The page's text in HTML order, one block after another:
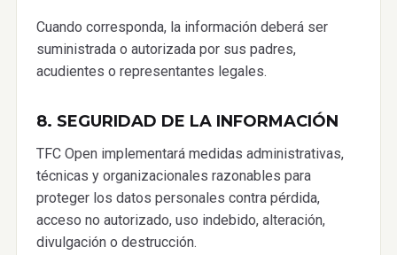
Cuando corresponda, la información deberá ser
suministrada o autorizada por sus padres,
acudientes o representantes legales.
8. SEGURIDAD DE LA INFORMACIÓN
TFC Open implementará medidas administrativas,
técnicas y organizacionales razonables para
proteger los datos personales contra pérdida,
acceso no autorizado, uso indebido, alteración,
divulgación o destrucción.